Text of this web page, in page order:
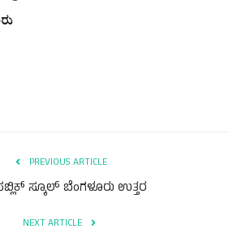
PREVIOUS ARTICLE
ಸ್ಕೂಲ್ ಬೆಂಗಳೂರು ಉತ್ತರ
NEXT ARTICLE